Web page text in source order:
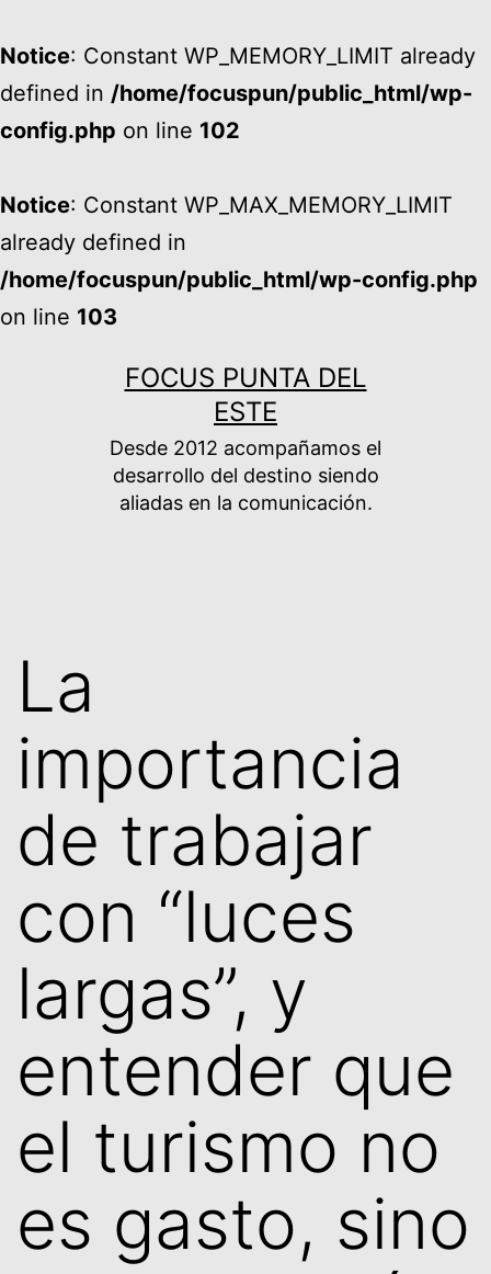
Notice: Constant WP_MEMORY_LIMIT already
defined in /home/focuspun/public_html/wp-
config.php on line 102
Notice: Constant WP_MAX_MEMORY_LIMIT
already defined in
/home/focuspun/public_html/wp-config.php
on line 103
FOCUS PUNTA DEL
ESTE
Desde 2012 acompañamos el
desarrollo del destino siendo
aliadas en la comunicación.
La
importancia
de trabajar
con “luces
largas”, y
entender que
el turismo no
es gasto, sino